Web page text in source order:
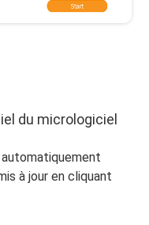
du micrologiciel
automatiquement
à jour en cliquant